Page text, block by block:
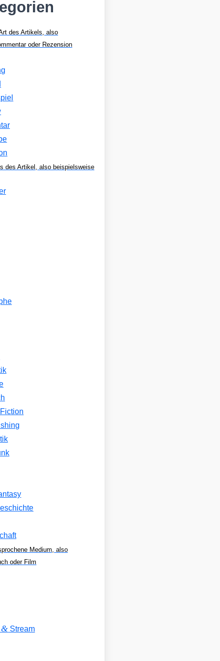
des Artikels, also
oder Rezension
des Artikel, also beispielsweise
Medium, also
oder Film
& Stream